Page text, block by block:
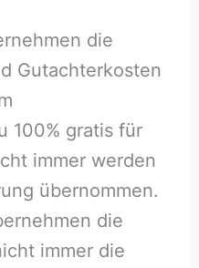
die
Gutachterkosten
100% gratis für
immer werden
übernommen.
die
immer die